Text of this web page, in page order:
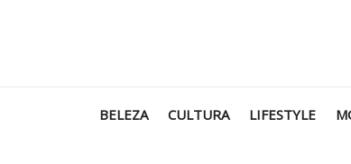
BELEZA CULTURA LIFESTYLE